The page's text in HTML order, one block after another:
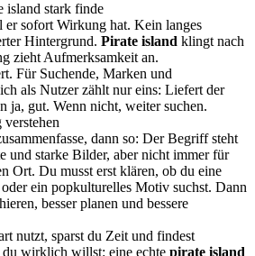
island stark finde
sofort Wirkung hat. Kein langes
Hintergrund. Pirate island klingt nach
zieht Aufmerksamkeit an.
Für Suchende, Marken und
als Nutzer zählt nur eins: Liefert der
ja, gut. Wenn nicht, weiter suchen.
dann so: Der Begriff steht
und starke Bilder, aber nicht immer für
Ort. Du musst erst klären, ob du eine
ein popkulturelles Motiv suchst. Dann
besser planen und bessere
nutzt, sparst du Zeit und findest
du wirklich willst: eine echte pirate island